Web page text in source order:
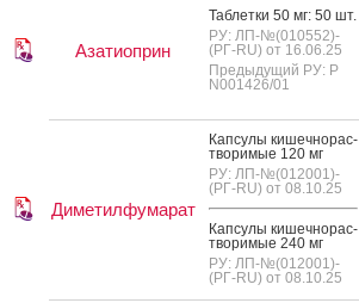
Азатиоприн
Таб­летки 50 мг: 50 шт.
РУ: ЛП-№(010552)-
(РГ-RU) от 16.06.25
Предыдущий РУ: Р
N001426/01
Диметилфумарат
Кап­су­лы ки­шеч­но­рас­
тво­римые 120 мг
РУ: ЛП-№(012001)-
(РГ-RU) от 08.10.25
Кап­су­лы ки­шеч­но­рас­
тво­римые 240 мг
РУ: ЛП-№(012001)-
(РГ-RU) от 08.10.25